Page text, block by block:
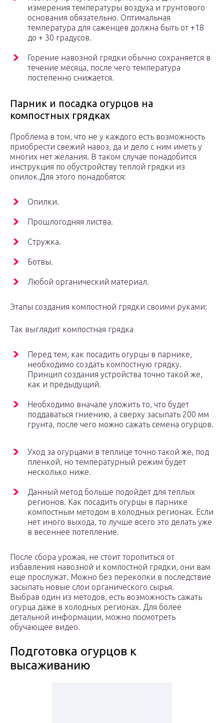
измерения температуры воздуха и грунтового
основания обязательно. Оптимальная
температура для саженцев должна быть от +18
до + 30 градусов.
Горение навозной грядки обычно сохраняется в
течение месяца, после чего температура
постепенно снижается.
Парник и посадка огурцов на
компостных грядках
Проблема в том, что не у каждого есть возможность
приобрести свежий навоз, да и дело с ним иметь у
многих нет желания. В таком случае понадобится
инструкция по обустройству теплой грядки из
опилок.Для этого понадобятся:
Опилки.
Прошлогодняя листва.
Стружка.
Ботвы.
Любой органический материал.
Этапы создания компостной грядки своими руками:
Так выглядит компостная грядка
Перед тем, как посадить огурцы в парнике,
необходимо создать компостную грядку.
Принцип создания устройства точно такой же,
как и предыдущий.
Необходимо вначале уложить то, что будет
поддаваться гниению, а сверху засыпать 200 мм
грунта, после чего можно сажать семена огурцов.
Уход за огурцами в теплице точно такой же, под
пленкой, но температурный режим будет
несколько ниже.
Данный метод больше подойдет для теплых
регионов. Как посадить огурцы в парнике
компостным методом в холодных регионах. Если
нет иного выхода, то лучше всего это делать уже
в весеннее потепление.
После сбора урожая, не стоит торопиться от
избавления навозной и компостной грядки, они вам
еще прослужат. Можно без перекопки в последствие
засыпать новые слои органического сырья.
Выбрав один из методов, есть возможность сажать
огурца даже в холодных регионах. Для более
детальной информации, можно посмотреть
обучающее видео.
Подготовка огурцов к
высаживанию